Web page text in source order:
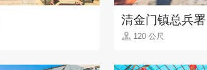
清金门镇总兵署
120 公尺